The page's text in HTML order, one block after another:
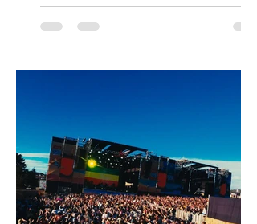
con una edición renovada que reunirá
yoga, bienestar y vida consciente, con la
Antonella Orsini, Yoga Woman y más
Centro Cultural Estación Mapocho, espacio
que albergará durante dos jornadas una
pro